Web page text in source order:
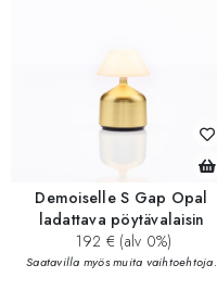
Demoiselle S Gap Opal
ladattava pöytävalaisin
192 € (alv 0%)
Saatavilla myös muita vaihtoehtoja.